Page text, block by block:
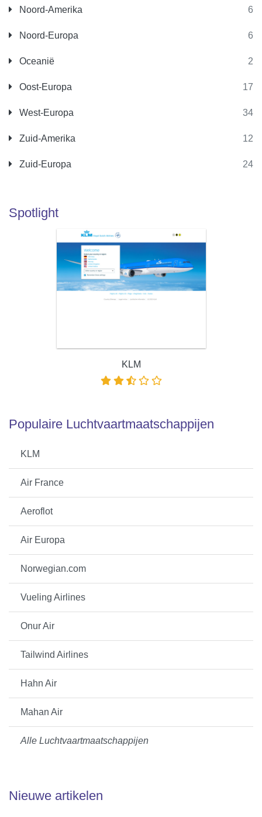
Noord-Amerika 6
Noord-Europa 6
Oceanië 2
Oost-Europa 17
West-Europa 34
Zuid-Amerika 12
Zuid-Europa 24
Spotlight
KLM
Populaire Luchtvaartmaatschappijen
KLM
Air France
Aeroflot
Air Europa
Norwegian.com
Vueling Airlines
Onur Air
Tailwind Airlines
Hahn Air
Mahan Air
Alle Luchtvaartmaatschappijen
Nieuwe artikelen